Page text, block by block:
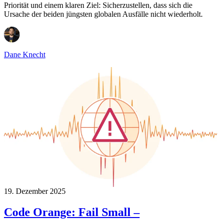
Priorität und einem klaren Ziel: Sicherzustellen, dass sich die
Ursache der beiden jüngsten globalen Ausfälle nicht wiederholt.
Dane Knecht
19. Dezember 2025
Code Orange: Fail Small –